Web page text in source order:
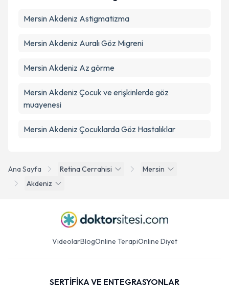
Ana Sayfa Retina Cerrahisi
Mersin
Akdeniz
Mersin Akdeniz Astigmatizma
Mersin Akdeniz Auralı Göz Migreni
Mersin Akdeniz Az görme
Mersin Akdeniz Çocuk ve erişkinlerde göz
muayenesi
Mersin Akdeniz Çocuklarda Göz Hastalıklar
VideolarBlogOnline TerapiOnline Diyet
SERTİFİKA VE ENTEGRASYONLAR